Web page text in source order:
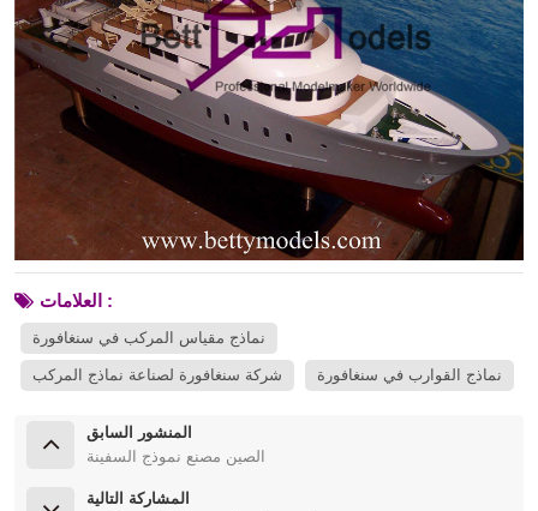
العلامات :
نماذج مقياس المركب في سنغافورة
شركة سنغافورة لصناعة نماذج المركب نماذج القوارب في سنغافورة
المنشور السابق
الصين مصنع نموذج السفينة
المشاركة التالية